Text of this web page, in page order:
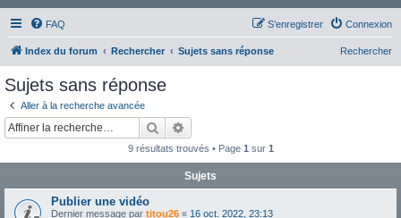
FAQ Connexion
S’enregistrer
Index du forum Rechercher Sujets sans réponse Rechercher
Sujets sans réponse
Aller à la recherche avancée
Rechercher
9 résultats trouvés • Page 1 sur 1
Sujets
Publier une vidéo
Dernier message par titou26 « 16 oct. 2022, 23:13